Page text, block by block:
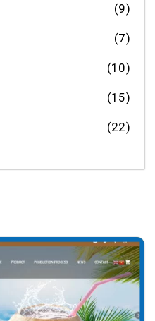
(9)
(7)
(10)
(15)
(22)